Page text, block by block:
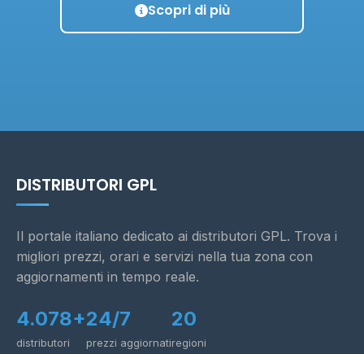
Scopri di più
DISTRIBUTORI GPL
Il portale italiano dedicato ai distributori GPL. Trova i
migliori prezzi, orari e servizi nella tua zona con
aggiornamenti in tempo reale.
4.078+
distributori
24/7
prezzi aggiornati
20
regioni